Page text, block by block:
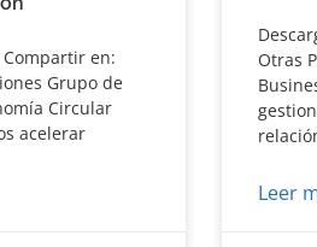
Compartir en:
Grupo de
Circular
acelerar
Otras
Leer